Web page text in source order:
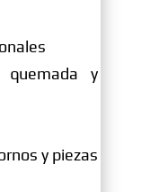
y
y piezas